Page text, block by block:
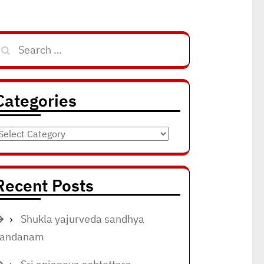
Search
for:
Posts
Shukla yajurveda sandhya